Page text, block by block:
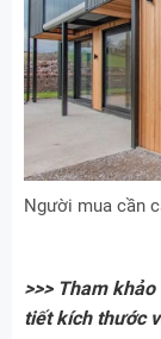
Người mua cần
>>> Tham
tiết kích thước